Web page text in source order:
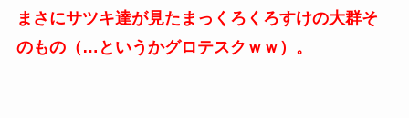
まさにサツキ達が見たまっくろくろすけの大群そ
のもの（…というかグロテスクｗｗ）。